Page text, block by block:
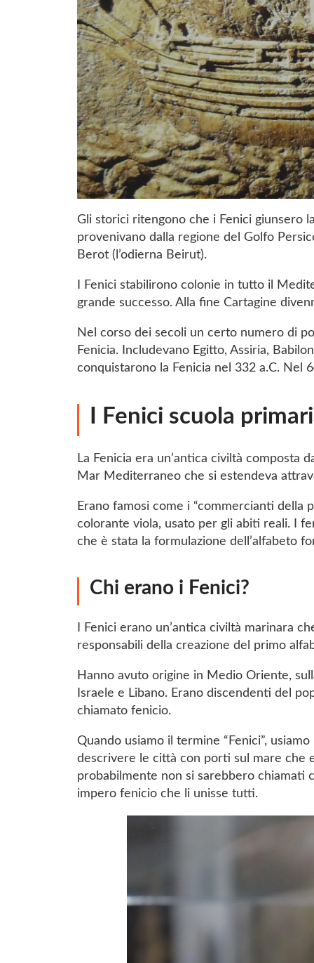
Gli storici ritengono che i Fenici giunsero
provenivano dalla regione del Golfo
Berot (l’odierna Beirut).
I Fenici stabilirono colonie in tutto il
grande successo. Alla fine Cartagine
Nel corso dei secoli un certo numero di
Fenicia. Includevano Egitto, Assiria,
conquistarono la Fenicia nel 332 a.C. Nel
I Fenici scuola
La Fenicia era un’antica civiltà composta
Mar Mediterraneo che si estendeva
Erano famosi come i “commercianti della
colorante viola, usato per gli abiti reali. I
che è stata la formulazione dell’alfabeto
Chi erano i Fenici?
I Fenici erano un’antica civiltà marinara
responsabili della creazione del primo
Hanno avuto origine in Medio Oriente,
Israele e Libano. Erano discendenti del
chiamato fenicio.
Quando usiamo il termine “Fenici”,
descrivere le città con porti sul mare che
probabilmente non si sarebbero chiamati
impero fenicio che li unisse tutti.